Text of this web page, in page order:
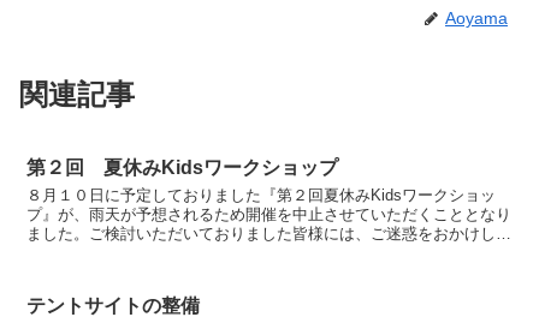
Aoyama
関連記事
第２回 夏休みKidsワークショップ
８月１０日に予定しておりました『第２回夏休みKidsワークショッ
プ』が、雨天が予想されるため開催を中止させていただくこととなり
ました。ご検討いただいておりました皆様には、ご迷惑をおかけし大
テントサイトの整備